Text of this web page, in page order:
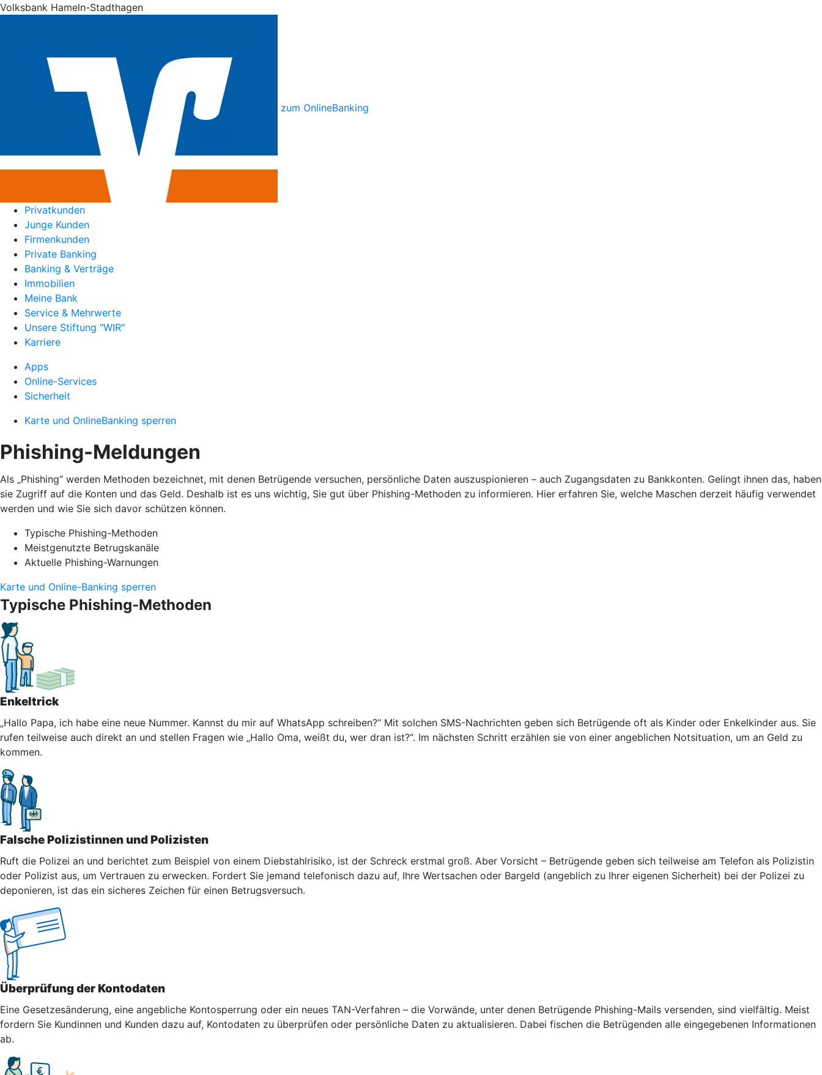
Volksbank Hameln-Stadthagen
zum OnlineBanking
Privatkunden
Junge Kunden
Firmenkunden
Private Banking
Banking & Verträge
Immobilien
Meine Bank
Service & Mehrwerte
Unsere Stiftung "WIR"
Karriere
Apps
Online-Services
Sicherheit
Karte und OnlineBanking sperren
Phishing-Meldungen
Als „Phishing“ werden Methoden bezeichnet, mit denen Betrügende versuchen, persönliche Daten auszuspionieren – auch Zugangsdaten zu Bankkonten. Gelingt ihnen das, haben
sie Zugriff auf die Konten und das Geld. Deshalb ist es uns wichtig, Sie gut über Phishing-Methoden zu informieren. Hier erfahren Sie, welche Maschen derzeit häufig verwendet
werden und wie Sie sich davor schützen können.
Typische Phishing-Methoden
Meistgenutzte Betrugskanäle
Aktuelle Phishing-Warnungen
Karte und Online-Banking sperren
Typische Phishing-Methoden
Enkeltrick
„Hallo Papa, ich habe eine neue Nummer. Kannst du mir auf WhatsApp schreiben?“ Mit solchen SMS-Nachrichten geben sich Betrügende oft als Kinder oder Enkelkinder aus. Sie
rufen teilweise auch direkt an und stellen Fragen wie „Hallo Oma, weißt du, wer dran ist?“. Im nächsten Schritt erzählen sie von einer angeblichen Notsituation, um an Geld zu
kommen.
Falsche Polizistinnen und Polizisten
Ruft die Polizei an und berichtet zum Beispiel von einem Diebstahlrisiko, ist der Schreck erstmal groß. Aber Vorsicht – Betrügende geben sich teilweise am Telefon als Polizistin
oder Polizist aus, um Vertrauen zu erwecken. Fordert Sie jemand telefonisch dazu auf, Ihre Wertsachen oder Bargeld (angeblich zu Ihrer eigenen Sicherheit) bei der Polizei zu
deponieren, ist das ein sicheres Zeichen für einen Betrugsversuch.
Überprüfung der Kontodaten
Eine Gesetzesänderung, eine angebliche Kontosperrung oder ein neues TAN-Verfahren – die Vorwände, unter denen Betrügende Phishing-Mails versenden, sind vielfältig. Meist
fordern Sie Kundinnen und Kunden dazu auf, Kontodaten zu überprüfen oder persönliche Daten zu aktualisieren. Dabei fischen die Betrügenden alle eingegebenen Informationen
ab.